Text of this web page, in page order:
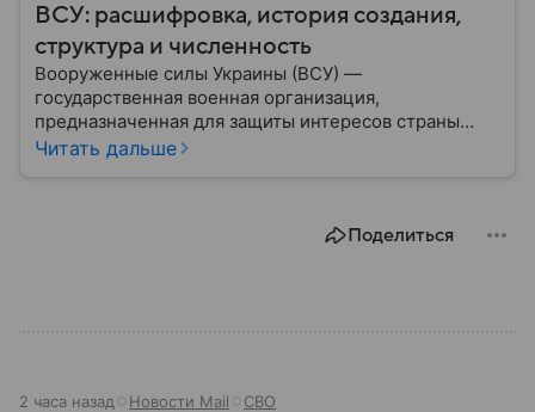
ВСУ: расшифровка, история создания,
структура и численность
Вооруженные силы Украины (ВСУ) —
государственная военная организация,
предназначенная для защиты интересов страны
военным путем. Была создана после
Читать дальше
Поделиться
2 часа назад Новости Mail СВО